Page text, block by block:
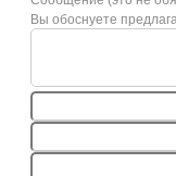
Вы обоснуете